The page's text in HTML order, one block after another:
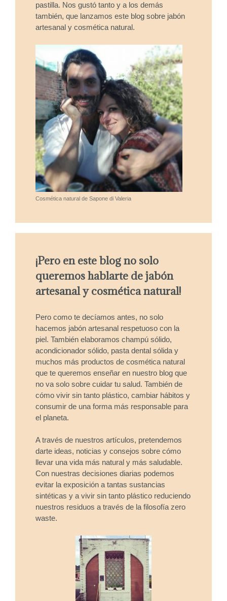
pastilla. Nos gustó tanto y a los demás
también, que lanzamos este blog sobre jabón
artesanal y cosmética natural.
Cosmética natural de Sapone di Valeria
¡Pero en este blog no solo
queremos hablarte de jabón
artesanal y cosmética natural!
Pero como te decíamos antes, no solo
hacemos jabón artesanal respetuoso con la
piel. También elaboramos champú sólido,
acondicionador sólido, pasta dental sólida y
muchos más productos de cosmética natural
que te queremos enseñar en nuestro blog que
no va solo sobre cuidar tu salud. También de
cómo vivir sin tanto plástico, cambiar hábitos y
consumir de una forma más responsable para
el planeta.
A través de nuestros artículos, pretendemos
darte ideas, noticias y consejos sobre cómo
llevar una vida más natural y más saludable.
Con nuestras decisiones diarias podemos
evitar la exposición a tantas sustancias
sintéticas y a vivir sin tanto plástico reduciendo
nuestros residuos a través de la filosofía zero
waste.